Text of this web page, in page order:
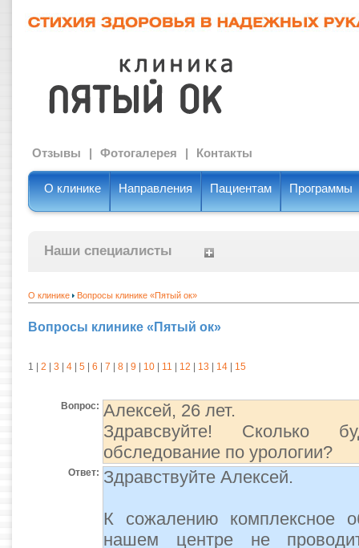
Отзывы | Фотогалерея | Контакты
О клинике Направления Пациентам Программы
Наши специалисты
О клинике Вопросы клинике «Пятый ок»
Вопросы клинике «Пятый ок»
1 2 3 4 5 6 7 8 9 10 11 12 13 14 15
Вопрос: Алексей, 26 лет.
Здравсвуйте! Сколько
обследование по урологии?
Ответ: Здравствуйте Алексей.
К сожалению комплексное
нашем центре не